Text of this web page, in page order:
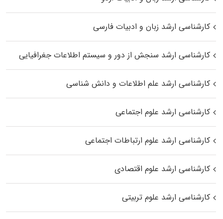
کارشناسی ارشد زبان و ادبیات فارسی
کارشناسی ارشد سنجش از دور و سیستم اطلاعات جغرافیایی
کارشناسی ارشد علم اطلاعات و دانش شناسی
کارشناسی ارشد علوم اجتماعی
کارشناسی ارشد علوم ارتباطات اجتماعی
کارشناسی ارشد علوم اقتصادی
کارشناسی ارشد علوم تربیتی